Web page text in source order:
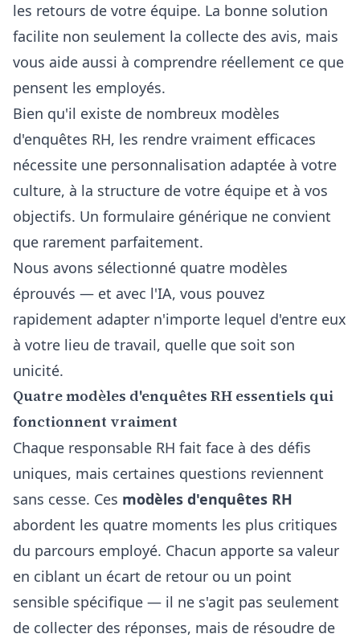
les retours de votre équipe. La bonne solution
facilite non seulement la collecte des avis, mais
vous aide aussi à comprendre réellement ce que
pensent les employés.
Bien qu'il existe de nombreux modèles
d'enquêtes RH, les rendre vraiment efficaces
nécessite une personnalisation adaptée à votre
culture, à la structure de votre équipe et à vos
objectifs. Un formulaire générique ne convient
que rarement parfaitement.
Nous avons sélectionné quatre modèles
éprouvés — et avec l'IA, vous pouvez
rapidement adapter n'importe lequel d'entre eux
à votre lieu de travail, quelle que soit son
unicité.
Quatre modèles d'enquêtes RH essentiels qui
fonctionnent vraiment
Chaque responsable RH fait face à des défis
uniques, mais certaines questions reviennent
sans cesse. Ces modèles d'enquêtes RH
abordent les quatre moments les plus critiques
du parcours employé. Chacun apporte sa valeur
en ciblant un écart de retour ou un point
sensible spécifique — il ne s'agit pas seulement
de collecter des réponses, mais de résoudre de